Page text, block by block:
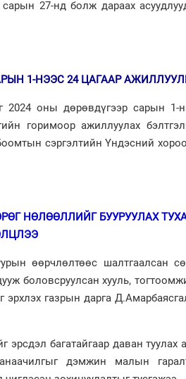
27-нд болж дараах
1-НЭЭС 24 ЦАГААР
оны дөрөвдүгээр сарын 1-
горимоор ажиллуулах
сэргэлтийн Үндэсний
НӨЛӨӨЛЛИЙГ БУУРУУЛАХ
өөрчлөлтөөс шалтгаалсан
боловсруулсан хууль,
газрын дарга
багатайгаар даван туулах
дэмжин малын